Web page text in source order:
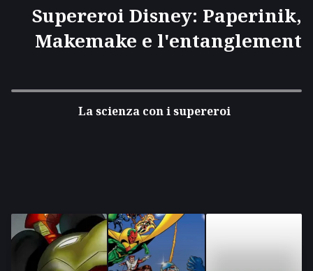
Supereroi Disney: Paperinik,
Makemake e l'entanglement
La scienza con i supereroi